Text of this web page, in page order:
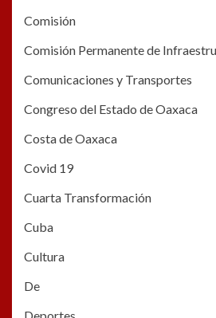
Comisión
Comisión Permanente de
Comunicaciones y Transportes
Congreso del Estado de Oaxaca
Costa de Oaxaca
Covid 19
Cuarta Transformación
Cuba
Cultura
De